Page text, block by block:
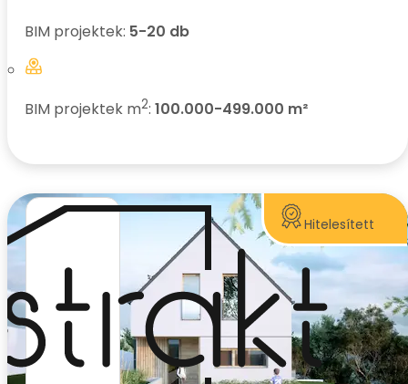
BIM projektek: 5-20 db
BIM projektek m2:100.000-499.000 m²
Hitelesített